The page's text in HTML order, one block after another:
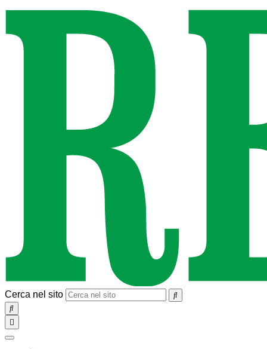
Cerca nel sito
SEARCH
Toggle
navigation
chiudi